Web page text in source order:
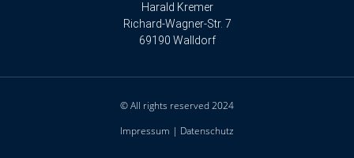
Harald Kremer
Richard-Wagner-Str. 7
69190 Walldorf
© All rights reserved 2024
Impressum | Datenschutz